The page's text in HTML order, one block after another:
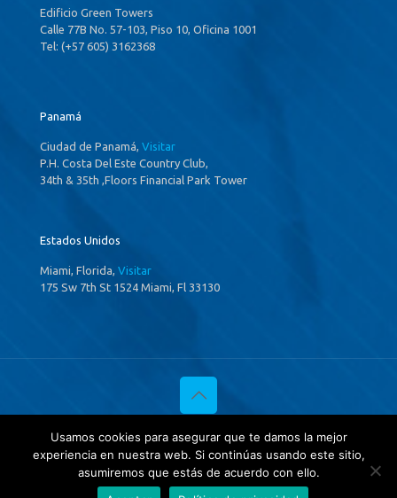
Edificio Green Towers
Calle 77B No. 57-103, Piso 10, Oficina 1001
Tel: (+57 605) 3162368
Panamá
Ciudad de Panamá, Visitar
P.H. Costa Del Este Country Club,
34th & 35th ,Floors Financial Park Tower
Estados Unidos
Miami, Florida, Visitar
175 Sw 7th St 1524 Miami, Fl 33130
© 2020 Investigaciones Estratégicas & Asociados. All Rights
Reserved
Política de privacidad
yTratamientos de datos.
Usamos cookies para asegurar que te damos la mejor
experiencia en nuestra web. Si continúas usando este sitio,
asumiremos que estás de acuerdo con ello.